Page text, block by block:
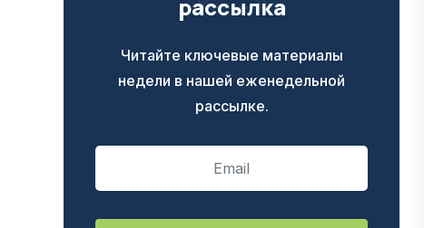
рассылка
Читайте ключевые материалы
недели в нашей еженедельной
рассылке.